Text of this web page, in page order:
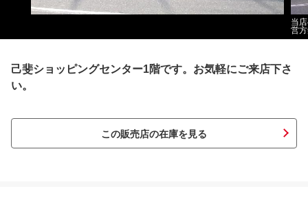
当
営
己斐ショッピングセンター1階です。お気軽にご来店下さ
い。
この販売店の在庫を見る